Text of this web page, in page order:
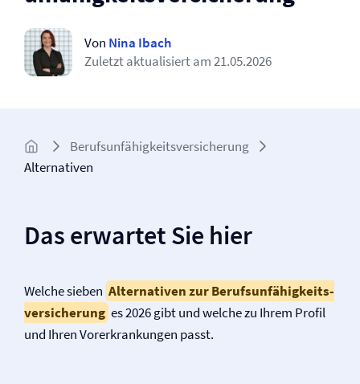
Von Nina Ibach
Zuletzt aktualisiert am21.05.2026
Berufs­unfähigkeits­­versicherung
Alternativen
Das erwartet Sie hier
Welche sieben Alternativen zur Berufs­unfähigkeits­
versicherung es 2026 gibt und welche zu Ihrem Profil
und Ihren Vor­erkrankungen passt.